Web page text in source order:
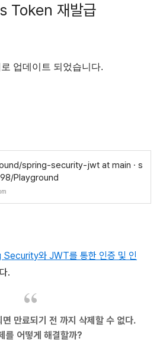
Token 재발급
업데이트 되었습니다.
spring-security-jwt at main · s
Playground
Security와 JWT를 통한 인증 및 인
.
만료되기 전 까지 삭제할 수 없다.
를 어떻게 해결할까?